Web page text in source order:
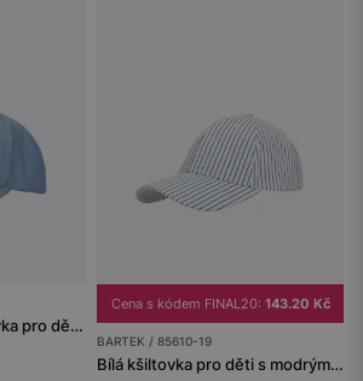
Modrá džínová kšiltovka pro děti BARTEK 85610-16
Cena s kódem FINAL20: 143.20 Kč
BARTEK / 85610-19
Bílá kšiltovka pro děti s modrými pruhy BARTEK 85610-19